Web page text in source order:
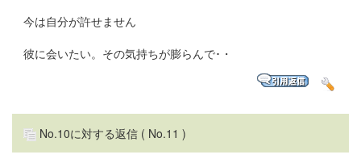
今は自分が許せません
彼に会いたい。その気持ちが膨らんで･・
No.10に対する返信 ( No.11 )